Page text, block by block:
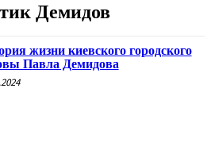
Демидов
жизни киевского городского
Павла Демидова